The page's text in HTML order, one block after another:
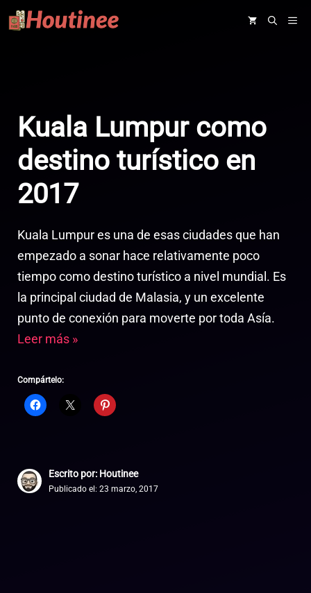
Saltar
al
Kuala Lumpur como
destino turístico en
2017
Kuala Lumpur es una de esas ciudades que han
empezado a sonar hace relativamente poco
tiempo como destino turístico a nivel mundial. Es
la principal ciudad de Malasia, y un excelente
punto de conexión para moverte por toda Asía.
Leer más »
Compártelo:
Escrito por: Houtinee
Publicado el: 23 marzo, 2017